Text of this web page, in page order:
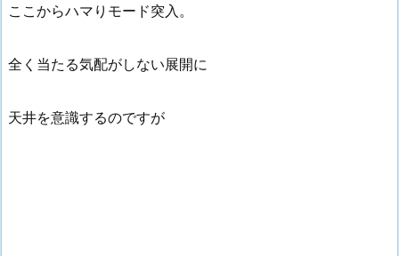
ここからハマりモード突入。
全く当たる気配がしない展開に
天井を意識するのですが